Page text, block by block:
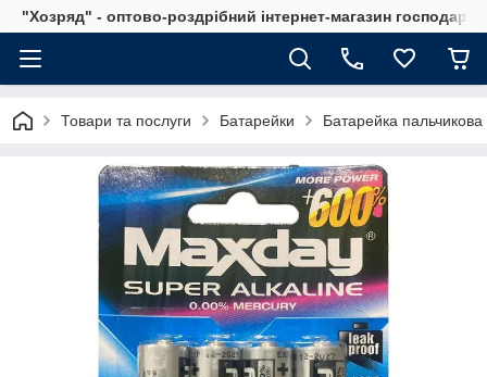
"Хозряд" - оптово-роздрібний інтернет-магазин
Товари та послуги Батарейки Батарейка